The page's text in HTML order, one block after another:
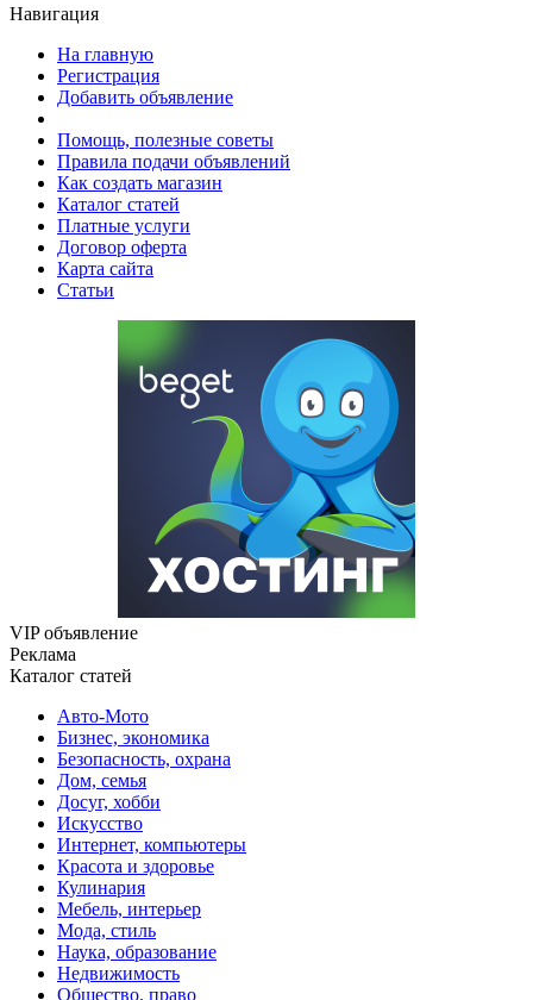
Навигация
На главную
Регистрация
Добавить объявление
Помощь, полезные советы
Правила подачи объявлений
Как создать магазин
Каталог статей
Платные услуги
Договор оферта
Карта сайта
Статьи
VIP объявление
Реклама
Каталог статей
Авто-Мото
Бизнес, экономика
Безопасность, охрана
Дом, семья
Досуг, хобби
Искусство
Интернет, компьютеры
Красота и здоровье
Кулинария
Мебель, интерьер
Мода, стиль
Наука, образование
Недвижимость
Общество, право